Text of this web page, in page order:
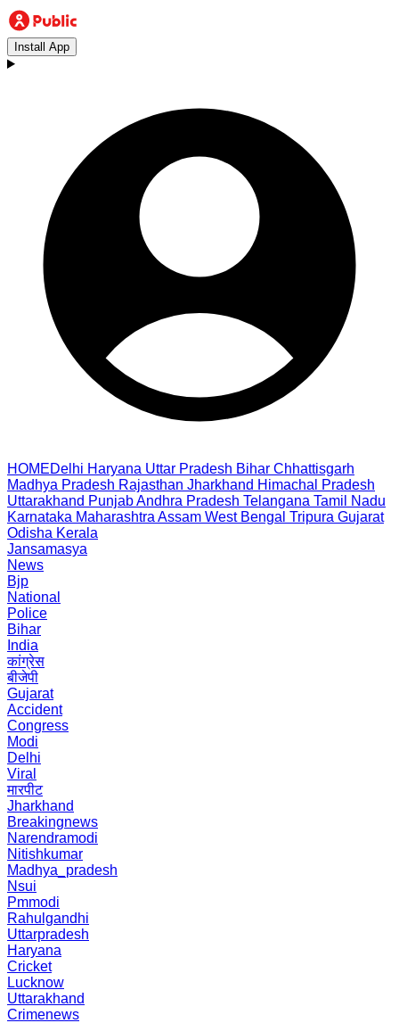
Install App
HOMEDelhi Haryana Uttar Pradesh Bihar Chhattisgarh
Madhya Pradesh Rajasthan Jharkhand Himachal Pradesh
Uttarakhand PunjabAndhra Pradesh Telangana Tamil Nadu
Karnataka Maharashtra Assam West Bengal Tripura Gujarat
Odisha Kerala
Jansamasya
News
Bjp
National
Police
Bihar
India
कांग्रेस
बीजेपी
Gujarat
Accident
Congress
Modi
Delhi
Viral
मारपीट
Jharkhand
Breakingnews
Narendramodi
Nitishkumar
Madhya_pradesh
Nsui
Pmmodi
Rahulgandhi
Uttarpradesh
Haryana
Cricket
Lucknow
Uttarakhand
Crimenews